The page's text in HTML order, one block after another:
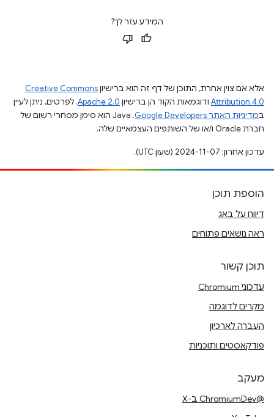
המידע עזר לך?
אלא אם צוין אחרת, התוכן של דף זה הוא ברישיוןCreative Commons
Attribution 4.0 ודוגמאות הקוד הן ברישיון Apache 2.0. לפרטים, ניתן לעיין
במדיניות האתר Google Developers‏
.‏ Java הוא סימן מסחרי רשום של
חברת Oracle ו/או של השותפים העצמאיים שלה.
עדכון אחרון: 2024-11-07 (שעון UTC).
הוספת תוכן
דיווח על באג
ראה נושאים פתוחים
תוכן קשור
עדכוני Chromium
מקרים לדוגמה
העברה לארכיון
פודקאסטים ותוכניות
מעקב
@ChromiumDev ב-X